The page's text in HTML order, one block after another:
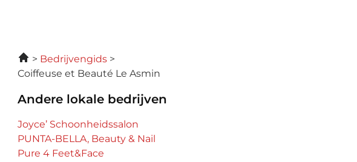
Bedrijvengids
Coiffeuse et Beauté Le Asmin
Andere lokale bedrijven
Joyce’ Schoonheidssalon
PUNTA-BELLA, Beauty & Nail
Pure 4 Feet&Face